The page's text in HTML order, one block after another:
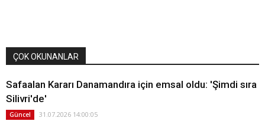
ÇOK OKUNANLAR
Safaalan Kararı Danamandıra için emsal oldu: 'Şimdi sıra
Silivri'de'
Güncel 31.07.2026 14:00:05